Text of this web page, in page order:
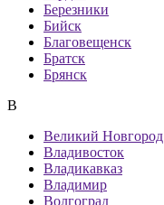
Березники
Бийск
Благовещенск
Братск
Брянск
В
Великий Новгород
Владивосток
Владикавказ
Владимир
Волгоград